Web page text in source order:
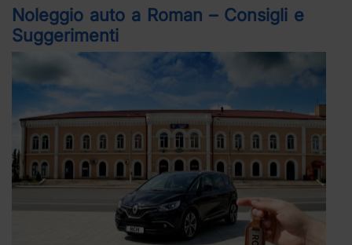
Noleggio auto a Roman – Consigli e
Suggerimenti